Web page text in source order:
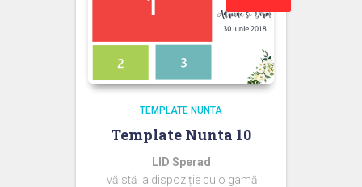
TEMPLATE NUNTA
Template Nunta 10
LID Sperad
vă stă la dispoziție cu o gamă